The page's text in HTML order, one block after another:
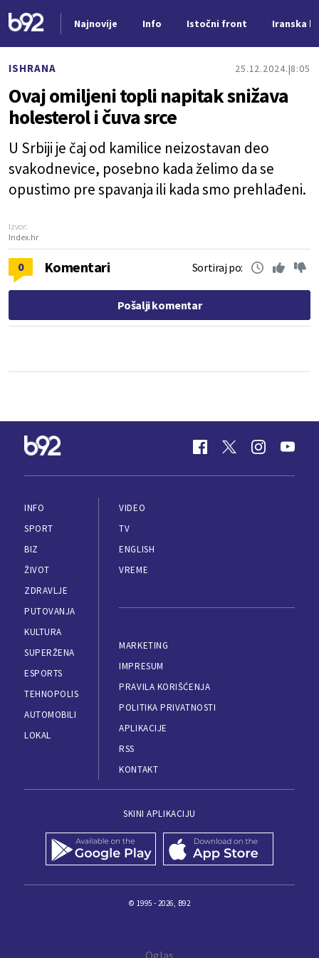
Najnovije Info Istočni front Iranska
ISHRANA 25.12.2024. 8:05
Ovaj omiljeni topli napitak snižava
holesterol i čuva srce
U Srbiji je čaj od kamilice neizostavan deo
svakodnevice, posebno kada želimo da se
opustimo pre spavanja ili kada smo prehlađeni.
Izvor:
Index.hr
0 Komentari Sortiraj po:
Pošalji komentar
INFO
SPORT
BIZ
ŽIVOT
ZDRAVLJE
PUTOVANJA
KULTURA
SUPERŽENA
ESPORTS
TEHNOPOLIS
AUTOMOBILI
LOKAL
VIDEO
TV
ENGLISH
VREME
MARKETING
IMPRESUM
PRAVILA KORIŠĆENJA
POLITIKA PRIVATNOSTI
APLIKACIJE
RSS
KONTAKT
SKINI APLIKACIJU
© 1995 - 2026, B92